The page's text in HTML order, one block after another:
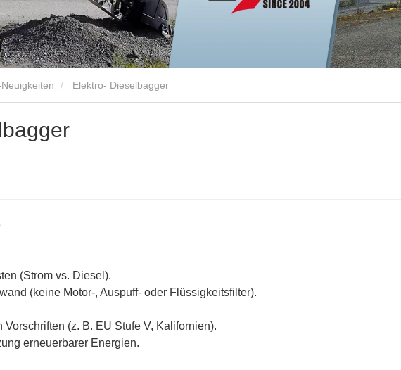
Elektro- Dieselbagger
(Strom vs. Diesel).
(keine Motor-, Auspuff- oder Flüssigkeitsfilter).
(z. B. EU Stufe V, Kalifornien).
erneuerbarer Energien.